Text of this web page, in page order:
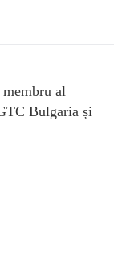
al
Bulgaria și